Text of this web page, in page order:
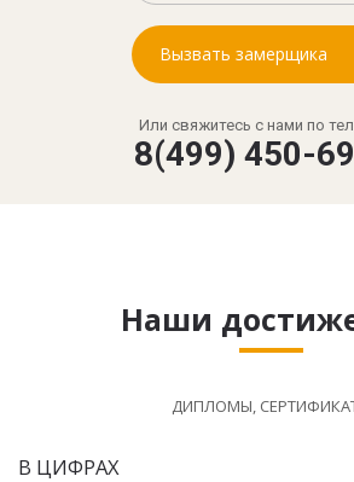
Вызвать замерщика
Или свяжитесь с нами по
8(499) 450-
Наши
ДИПЛОМЫ,
В ЦИФРАХ